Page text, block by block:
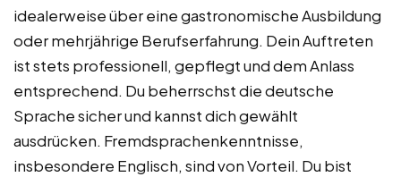
idealerweise über eine gastronomische Ausbildung
oder mehrjährige Berufserfahrung. Dein Auftreten
ist stets professionell, gepflegt und dem Anlass
entsprechend. Du beherrschst die deutsche
Sprache sicher und kannst dich gewählt
ausdrücken. Fremdsprachenkenntnisse,
insbesondere Englisch, sind von Vorteil. Du bist